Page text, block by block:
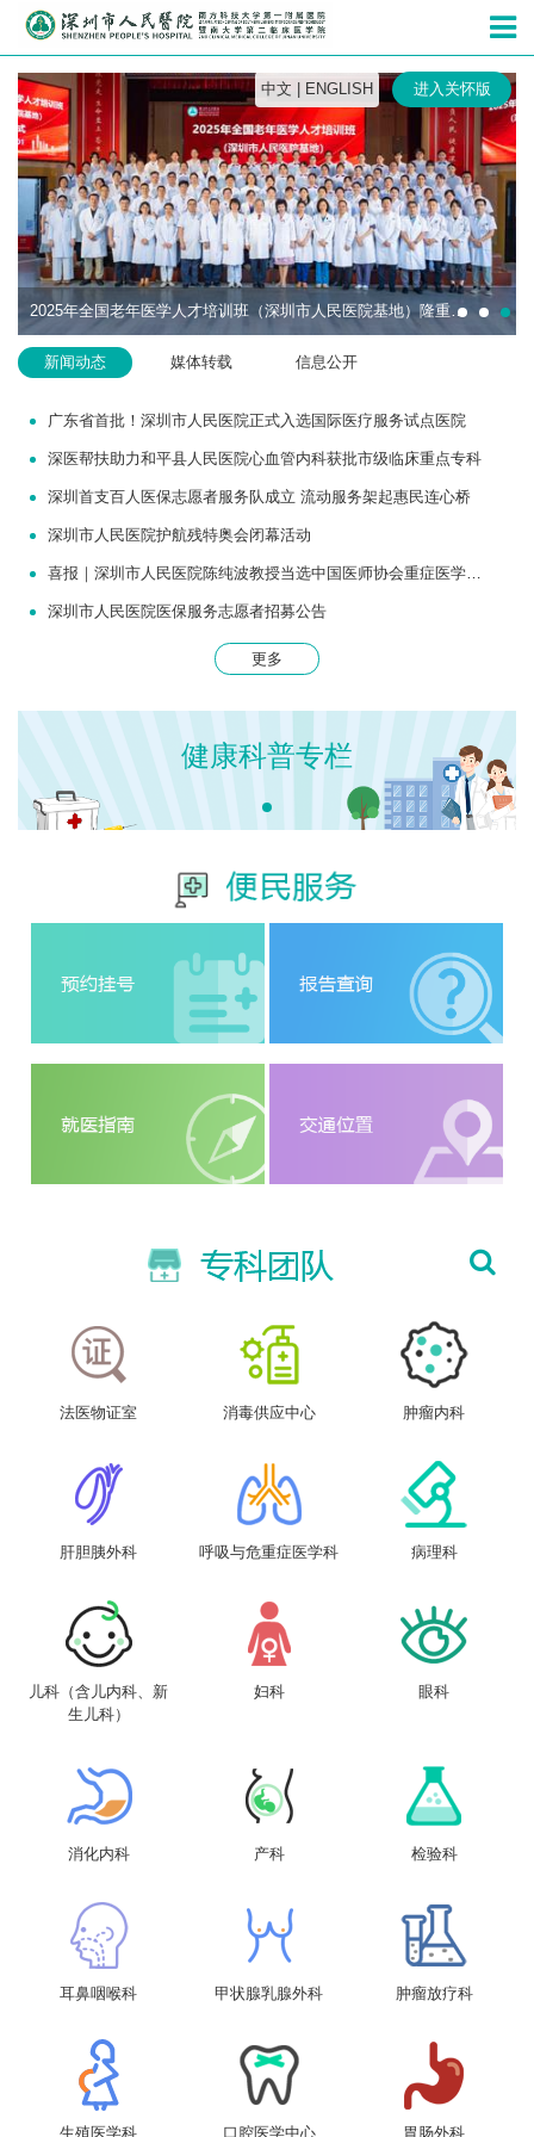
深圳市人民
中文 ENGLISH 进入关怀版
2025年全国老年医学人才培训班（深圳市人民医院基地）隆重开班
新闻动态 媒体转载 信息公开
广东省首批！深圳市人民医院正式入选国际医疗服务试点医院
深医帮扶助力和平县人民医院心血管内科获批市级临床重点专科
深圳首支百人医保志愿者服务队成立 流动服务架起惠民连心桥
深圳市人民医院护航残特奥会闭幕活动
喜报｜深圳市人民医院陈纯波教授当选中国医师协会重症医学医师分会常务委员
深圳市人民医院医保服务志愿者招募公告
更多
健康科普专栏
法医物证室 消毒供应中心 肿瘤内科
肝胆胰外科 呼吸与危重症医学科 病理科
儿科（含儿内科、新
生儿科）
妇科 眼科
消化内科 产科 检验科
耳鼻咽喉科 甲状腺乳腺外科 肿瘤放疗科
生殖医学科 口腔医学中心 胃肠外科